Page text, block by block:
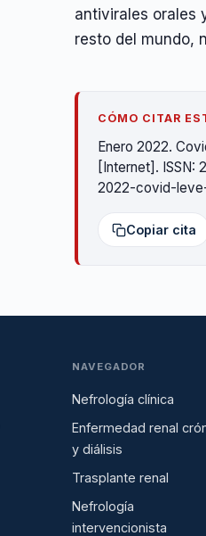
antivirales orales
resto del mundo,
CÓMO CITAR
Enero 2022.
[Internet]. ISSN:
2022-covid-
Copiar cita
NAVEGADOR
Nefrología clínica
Enfermedad renal
y diálisis
Trasplante renal
Nefrología
intervencionista